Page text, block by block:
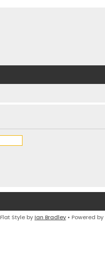
Flat Style by Ian Bradley • Powered by